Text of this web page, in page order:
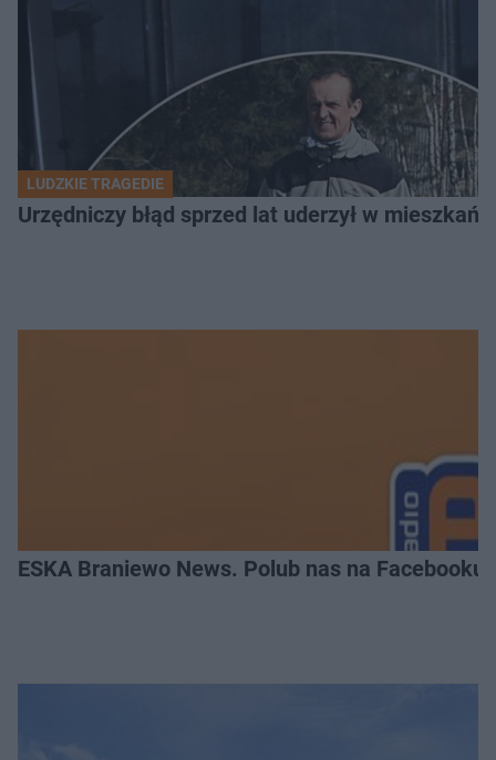
LUDZKIE TRAGEDIE
Urzędniczy błąd sprzed lat uderzył w
ESKA Braniewo News. Polub nas na Facebooku!